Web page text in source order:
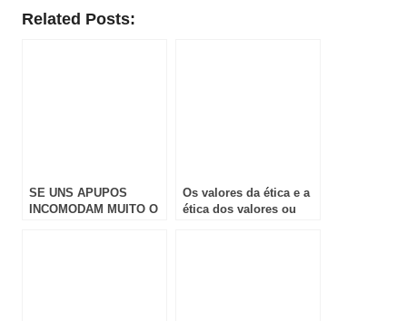
Related Posts:
SE UNS APUPOS
INCOMODAM MUITO O
Os valores da ética e a
ética dos valores ou